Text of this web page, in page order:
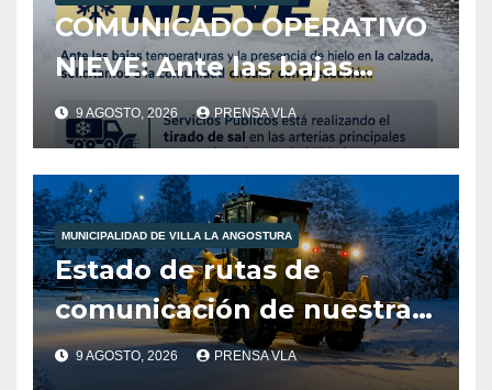
COMUNICADO OPERATIVO
NIEVE: Ante las bajas
temperaturas y la
presencia de hielo en la
calzada, solicitamos a la
comunidad extremar las
precauciones al circular.
9 AGOSTO, 2026 PRENSA VLA
MUNICIPALIDAD DE VILLA LA ANGOSTURA
Estado de rutas de
comunicación de nuestra
localidad
9 AGOSTO, 2026 PRENSA VLA